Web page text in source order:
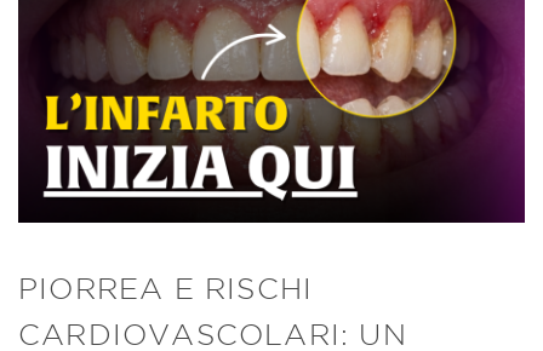
PIORREA E RISCHI
CARDIOVASCOLARI: UN